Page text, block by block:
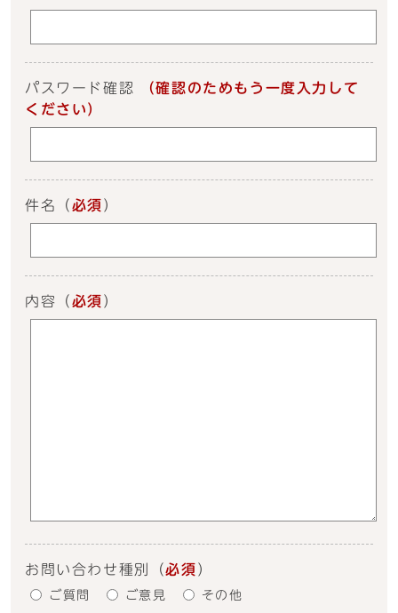
パスワード確認
（確認のためもう一度入力して
ください）
件名 （ 必須 ）
内容 （ 必須 ）
お問い合わせ種別 （必須 ）
ご質問 ご意見 その他